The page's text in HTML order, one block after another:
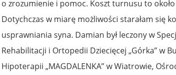
o zrozumienie i pomoc. Koszt turnusu to około
Dotychczas w miarę możliwości starałam się
usprawniania syna. Damian był leczony w
Rehabilitacji i Ortopedii Dziecięcej „Górka” w
Hipoterapii „MAGDALENKA” w Wiatrowie,